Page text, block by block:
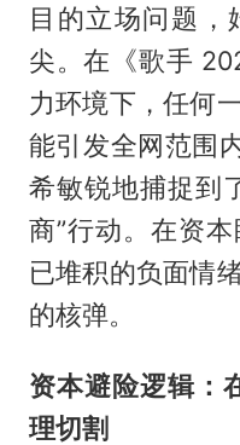
目的立场问题，
尖。在《歌手
力环境下，任何
能引发全网范围
希敏锐地捕捉到
商”行动。在资
已堆积的负面情
的核弹。
资本避险逻辑：
理切割